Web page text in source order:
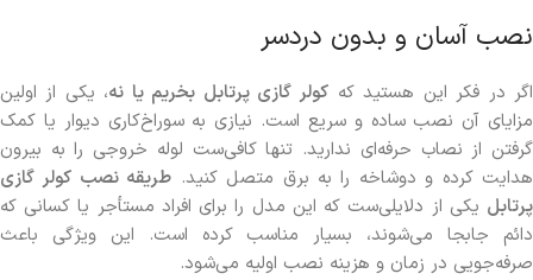
نصب آسان و بدون دردسر
اگر در فکر این هستید که کولر گازی پرتابل بخریم یا نه، یکی از اولین
مزایای آن نصب ساده و سریع است. نیازی به سوراخ‌کاری دیوار یا کمک
گرفتن از نصاب حرفه‌ای ندارید. تنها کافی‌ست لوله خروجی را به بیرون
هدایت کرده و دوشاخه را به برق متصل کنید. طریقه نصب کولر گازی
پرتابل یکی از دلایلی‌ست که این مدل را برای افراد مستأجر یا کسانی که
دائم جابجا می‌شوند، بسیار مناسب کرده است. این ویژگی باعث
صرفه‌جویی در زمان و هزینه نصب اولیه می‌شود.